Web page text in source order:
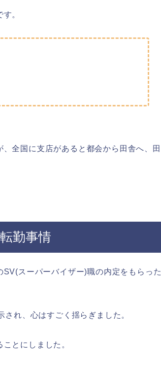
。
全国に支店があると都会から田舎へ、田
勤事情
スーパーバイザー)職の内定をもらった
れ、心はすごく揺らぎました。
とにしました。